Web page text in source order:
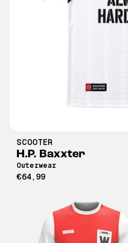
SCOOTER
H.P. Baxxter
Outerwear
€64,99